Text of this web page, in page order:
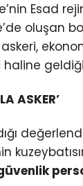
Esad
oluşan
ASKER’